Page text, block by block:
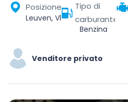
Posizione
Leuven, Vlaams-Brabant, Vlaanderen, België
Tipo di
carburante
Benzina
Venditore privato